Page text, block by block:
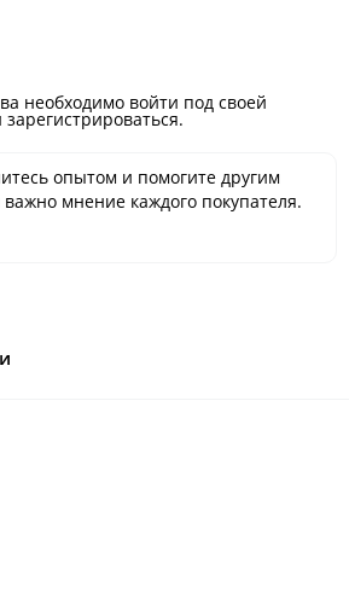
необходимо войти под своей
опытом и помогите другим
мнение каждого покупателя.